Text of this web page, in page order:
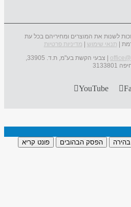
לשנות את המוצרים ומחיריהם בכל עת
| תנאי שימוש
מדיניות פרטיות
| צבעי הקשת בע"מ, ת.ד. 33905,
3133801
YouTube
הפסק הבהובים
פונט קריא